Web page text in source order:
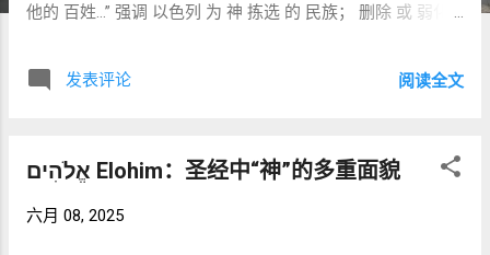
他的 百姓…” 强调 以色列 为 神 拣选 的 民族； 删除 或 弱化
כְּמִסְפַּר בְּנֵי אֱלֹהִים “ 按 神 的 众 子 数” “ 雅各 是 他 产业 的 绳
元前 2 世纪（ 4QDeut^ j 等） כְּמִסְפַּר בְּנֵי אֱלֹהִים 同上 提供 最
Council） 为 原始 版本 七十 士 译 本（ LXX） 公元前 3– 2
发表评论 阅读全文
אֱלֹהִים Elohim：圣经中“神”的多重面貌
六月 08, 2025